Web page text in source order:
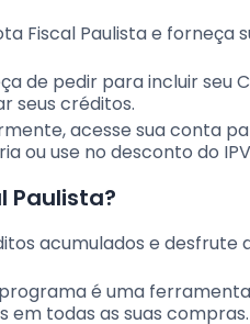
Fiscal Paulista e forneça
de pedir para incluir seu
seus créditos.
acesse sua conta
ou use no desconto do
Paulista?
acumulados e
é uma
em todas as suas compras.